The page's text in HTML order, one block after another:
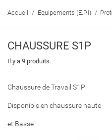
Accueil Equipements (E.P.I)
CHAUSSURE S1P
Il y a 9 produits.
Chaussure de Travail S1P
Disponible en chaussure haute
et Basse